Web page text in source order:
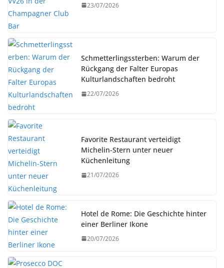
23/07/2026
Schmetterlingssterben: Warum der
Rückgang der Falter Europas
Kulturlandschaften bedroht
22/07/2026
Favorite Restaurant verteidigt
Michelin-Stern unter neuer
Küchenleitung
21/07/2026
Hotel de Rome: Die Geschichte hinter
einer Berliner Ikone
20/07/2026